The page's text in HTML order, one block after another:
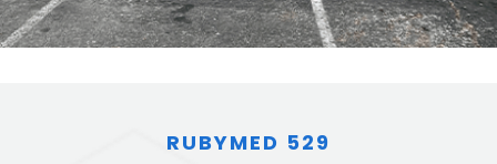
RUBYMED 529